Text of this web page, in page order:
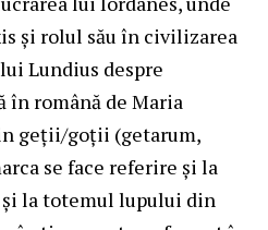
şi rolul său în civilizarea
Lundius despre
în română de Maria
geții/goții (getarum,
se face referire și la
la totemul lupului din